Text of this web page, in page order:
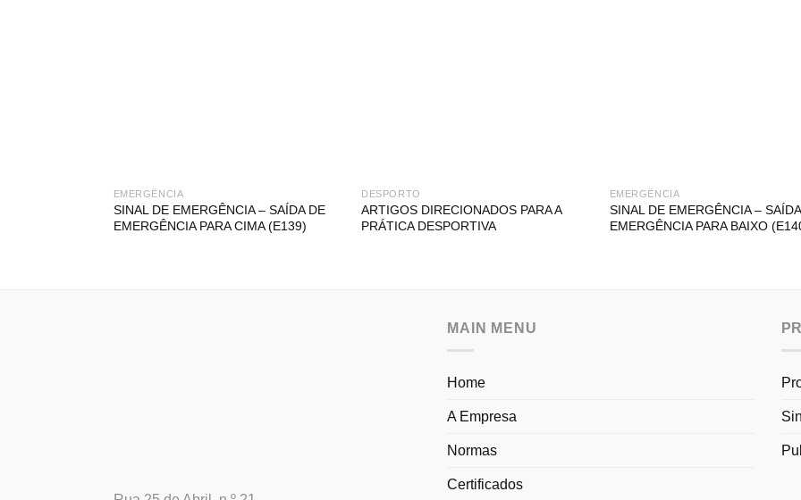
EMERGÊNCIA
SINAL DE EMERGÊNCIA – SAÍDA DE
EMERGÊNCIA PARA CIMA (E139)
DESPORTO
ARTIGOS DIRECIONADOS PARA A
PRÁTICA DESPORTIVA
EMERGÊNCIA
SINAL DE EMERGÊNCIA –
EMERGÊNCIA PARA BAIXO
MAIN MENU
Home
A Empresa
Normas
Certificados